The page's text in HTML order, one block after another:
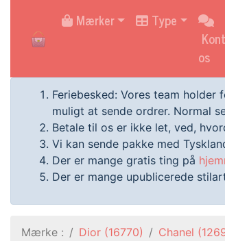
HOME
Mærker
Type
os
Feriebesked: Vores team
muligt at sende ordrer. Normal
Betale til os er ikke let, ved,
Vi kan sende pakke med
Der er mange gratis ting på
Der er mange upublicerede
Mærke : Dior (16770) Chanel